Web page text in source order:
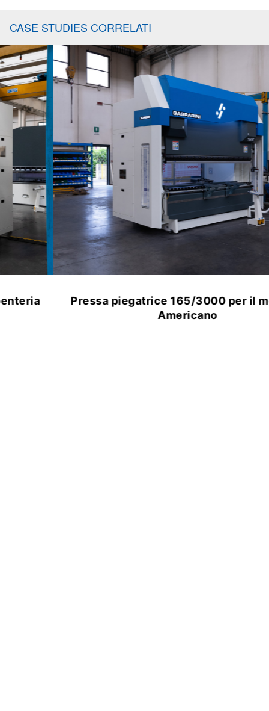
CASE STUDIES CORRELATI
Pressa piegatrice 165/3000 per il mercato
Americano